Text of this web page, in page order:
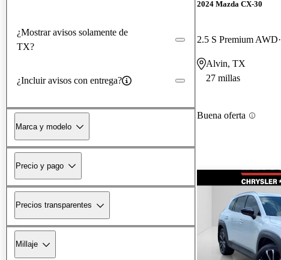
¿Mostrar avisos solamente de
TX?
¿Incluir avisos con entrega?
Marca y modelo
Precio y pago
Precios transparentes
Millaje
2024 Mazda CX-30
2.5 S Premium AWD
Alvin, TX
27 millas
Buena oferta